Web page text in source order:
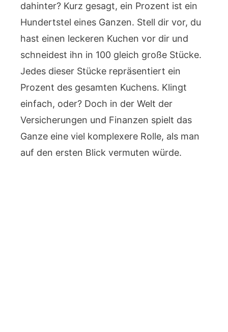
dahinter? Kurz gesagt, ein Prozent ist ein
Hundertstel eines Ganzen. Stell dir vor, du
hast einen leckeren Kuchen vor dir und
schneidest ihn in 100 gleich große Stücke.
Jedes dieser Stücke repräsentiert ein
Prozent des gesamten Kuchens. Klingt
einfach, oder? Doch in der Welt der
Versicherungen und Finanzen spielt das
Ganze eine viel komplexere Rolle, als man
auf den ersten Blick vermuten würde.